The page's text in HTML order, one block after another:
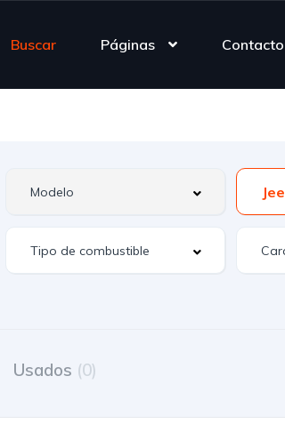
Buscar Páginas Contacto
Usados (0)